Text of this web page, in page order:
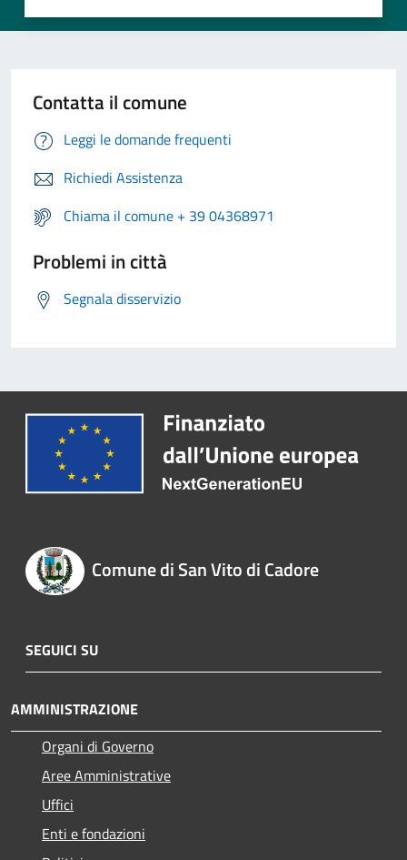
Contatta il comune
Leggi le domande frequenti
Richiedi Assistenza
Chiama il comune + 39 04368971
Problemi in città
Segnala disservizio
Comune di San Vito di Cadore
SEGUICI SU
AMMINISTRAZIONE
Organi di Governo
Aree Amministrative
Uffici
Enti e fondazioni